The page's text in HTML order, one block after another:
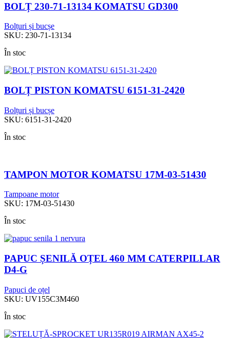
BOLȚ 230-71-13134 KOMATSU GD300
Bolțuri și bucșe
SKU: 230-71-13134
În stoc
BOLȚ PISTON KOMATSU 6151-31-2420
Bolțuri și bucșe
SKU: 6151-31-2420
În stoc
TAMPON MOTOR KOMATSU 17M-03-51430
Tampoane motor
SKU: 17M-03-51430
În stoc
PAPUC ȘENILĂ OȚEL 460 MM CATERPILLAR
D4-G
Papuci de oțel
SKU: UV155C3M460
În stoc